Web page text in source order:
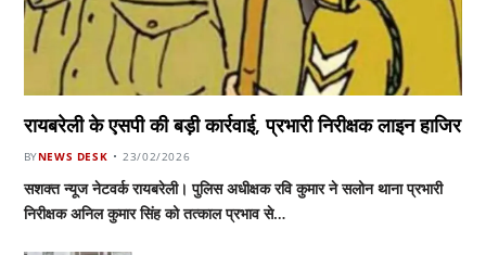
रायबरेली के एसपी की बड़ी कार्रवाई, प्रभारी निरीक्षक लाइन हाजिर
BYNEWS DESK 23/02/2026
सशक्त न्यूज नेटवर्क रायबरेली। पुलिस अधीक्षक रवि कुमार ने सलोन थाना प्रभारी
निरीक्षक अनिल कुमार सिंह को तत्काल प्रभाव से…